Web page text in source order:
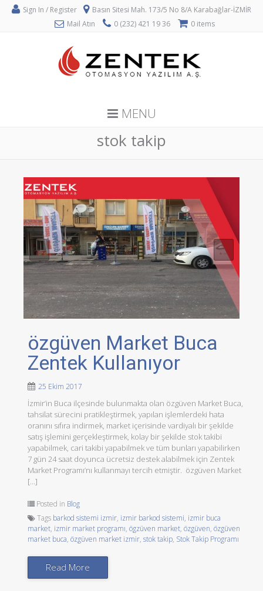
Sign In / Register
Basın Sitesi Mah. 173/5 No 8/A Karabağlar-İZMİR
Mail Atın
0 (232) 421 19 36 0 items
MENU
stok takip
özgüven Market Buca
Zentek Kullanıyor
25 Ekim 2017
İzmir’in Buca ilçesinde bulunmakta olan özgüven Market Buca,
tahsilat sürecini pratikleştirmek, yapılan işlemlerdeki hata
oranını sıfıra indirmek, market içerisinde vardiyalı bir şekilde
satış işlemini gerçekleştirmek, kolay bir şekilde stok takibi
yapabilmek, cari takibi yapabilmek ve tüm bunları yapabilirken
7 gün 24 saat doyunca ücretsiz destek alabilmek için Zentek
Market Programı’nı kullanmayı tercih etmiştir. özgüven Market
[…]
Posted in Blog
Tags barkod sistemi izmir, izmir barkod sistemi, izmir buca
market, izmir market programı,ögzüven market,özgüven,özgüven
market buca,özgüven market izmir,stok takip, Stok Takip Programı
Read More